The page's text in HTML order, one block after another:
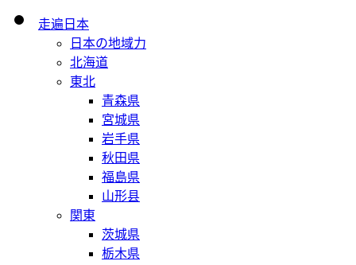
走遍日本
日本の地域力
北海道
東北
青森県
宮城県
岩手県
秋田県
福島県
山形县
関東
茨城県
栃木県